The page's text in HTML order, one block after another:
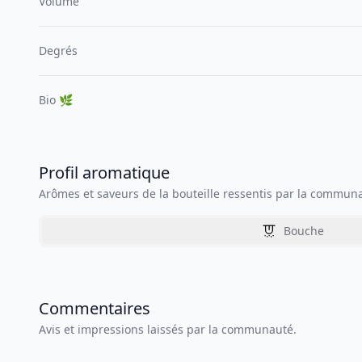
Degrés
Bio 🌿
Profil aromatique
Arômes et saveurs de la bouteille ressentis par la
Bouche
Commentaires
Avis et impressions laissés par la communauté.